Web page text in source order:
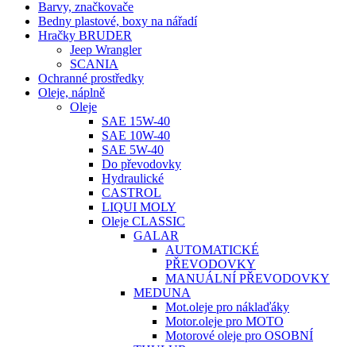
Barvy, značkovače
Bedny plastové, boxy na nářadí
Hračky BRUDER
Jeep Wrangler
SCANIA
Ochranné prostředky
Oleje, náplně
Oleje
SAE 15W-40
SAE 10W-40
SAE 5W-40
Do převodovky
Hydraulické
CASTROL
LIQUI MOLY
Oleje CLASSIC
GALAR
AUTOMATICKÉ
PŘEVODOVKY
MANUÁLNÍ PŘEVODOVKY
MEDUNA
Mot.oleje pro náklaďáky
Motor.oleje pro MOTO
Motorové oleje pro OSOBNÍ